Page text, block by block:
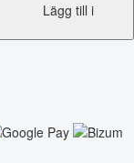
Lägg till i